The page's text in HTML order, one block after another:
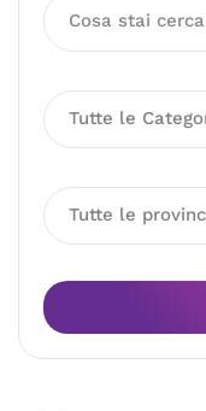
Tutte le
Tutte le